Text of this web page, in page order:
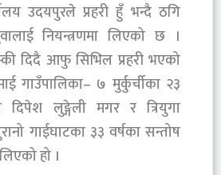
उदयपुरले प्रहरी हुँ भन्दै ठगि
नियन्त्रणमा लिएको छ ।
दिदै आफु सिभिल प्रहरी भएको
गाउँपालिका– ७ मुर्कुर्चीका २३
दिपेश लुङ्गेली मगर र त्रियुगा
गाईघाटका ३३ वर्षका सन्तोष
हो ।